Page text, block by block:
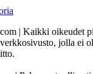
| Kaikki oikeudet
jolla ei